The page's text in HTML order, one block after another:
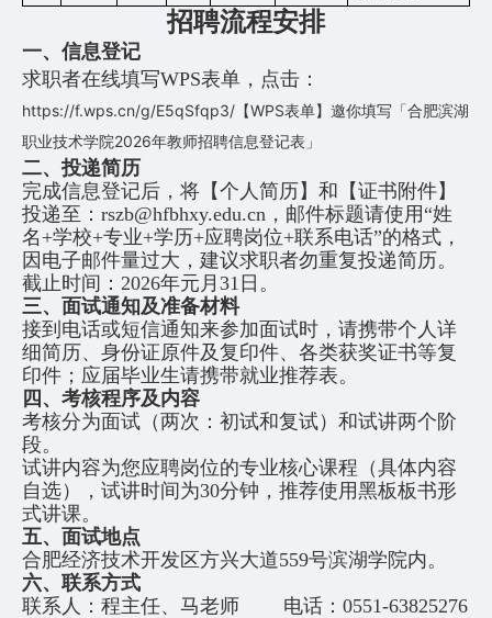
招聘流程安排
一、信息登记
求职者在线填写WPS表单，点击：
https://f.wps.cn/g/E5qSfqp3/【WPS表单】邀你填写「合肥滨湖
职业技术学院2026年教师招聘信息登记表」
二、投递简历
完成信息登记后，将【个人简历】和【证书附件】
投递至：rszb@hfbhxy.edu.cn，邮件标题请使用“姓
名+学校+专业+学历+应聘岗位+联系电话”的格式，
因电子邮件量过大，建议求职者勿重复投递简历。
截止时间：2026年元月31日。
三、面试通知及准备材料
接到电话或短信通知来参加面试时，请携带个人详
细简历、身份证原件及复印件、各类获奖证书等复
印件；应届毕业生请携带就业推荐表。
四、考核程序及内容
考核分为面试（两次：初试和复试）和试讲两个阶
段。
试讲内容为您应聘岗位的专业核心课程（具体内容
自选），试讲时间为30分钟，推荐使用黑板板书形
式讲课。
五、面试地点
合肥经济技术开发区方兴大道559号滨湖学院内。
六、联系方式
联系人：程主任、马老师 电话：0551-63825276